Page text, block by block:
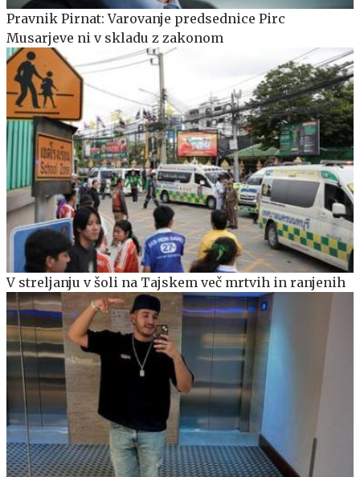
Pravnik Pirnat: Varovanje predsednice Pirc
Musarjeve ni v skladu z zakonom
V streljanju v šoli na Tajskem več mrtvih in ranjenih